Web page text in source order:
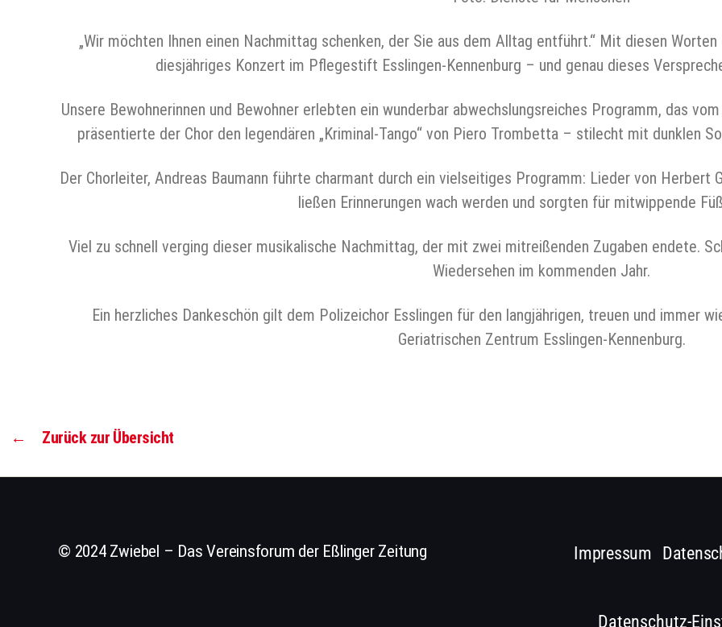
„Wir möchten Ihnen einen Nachmittag schenken, der Sie aus dem Alltag entführt.“ Mit diesen
diesjähriges Konzert im Pflegestift Esslingen‑Kennenburg – und genau dieses
Unsere Bewohnerinnen und Bewohner erlebten ein wunderbar abwechslungsreiches Programm, das
präsentierte der Chor den legendären „Kriminal‑Tango“ von Piero Trombetta – stilecht mit dunklen
Der Chorleiter, Andreas Baumann führte charmant durch ein vielseitiges Programm: Lieder von Herbert
ließen Erinnerungen wach werden und sorgten für mitwippende
Viel zu schnell verging dieser musikalische Nachmittag, der mit zwei mitreißenden Zugaben endete.
Wiedersehen im kommenden Jahr.
Ein herzliches Dankeschön gilt dem Polizeichor Esslingen für den langjährigen, treuen und immer
Geriatrischen Zentrum Esslingen‑Kennenburg.
← Zurück zur Übersicht
© 2024 Zwiebel – Das Vereinsforum der Eßlinger Zeitung Impressum
Datenschutz-